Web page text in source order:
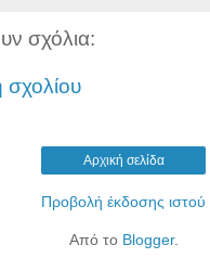
σχόλια:
σχολίου
Αρχική σελίδα
Προβολή έκδοσης ιστού
Από το Blogger.